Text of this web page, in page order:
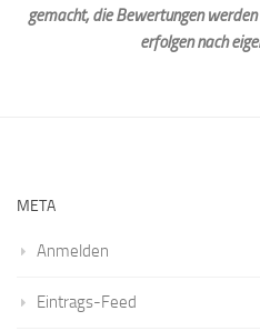
gemacht, die Bewertungen
erfolgen nach
META
Anmelden
Eintrags-Feed